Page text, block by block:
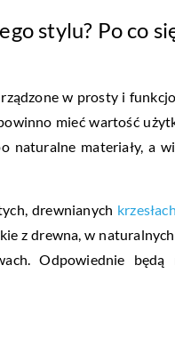
stylu? Po co
w prosty i
mieć wartość
naturalne materiały, a
drewnianych
z drewna, w
Odpowiednie będą